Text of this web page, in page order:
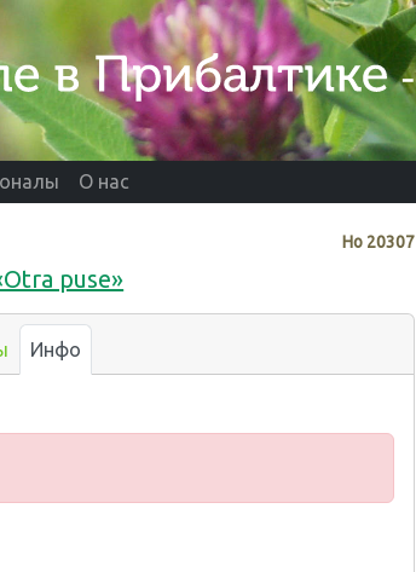
О нас
Нo 20307
puse»
Инфо